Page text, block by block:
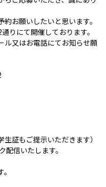
お願いしたいと思います。
にて開催しております。
ル又はお電話にてお知らせ願
証もご提示いただきます）
配信いたします。